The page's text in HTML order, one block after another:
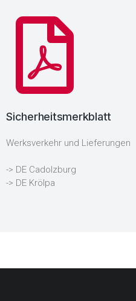
Sicherheitsmerkblatt
Werksverkehr und Lieferungen
-> DE Cadolzburg
-> DE Krölpa